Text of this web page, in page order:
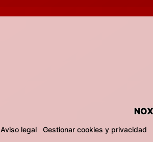
Aviso legal Gestionar cookies y privacidad